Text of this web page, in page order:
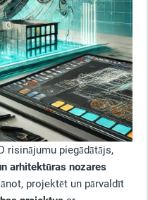
risinājumu piegādātājs,
arhitektūras nozares
projektēt un pārvaldīt